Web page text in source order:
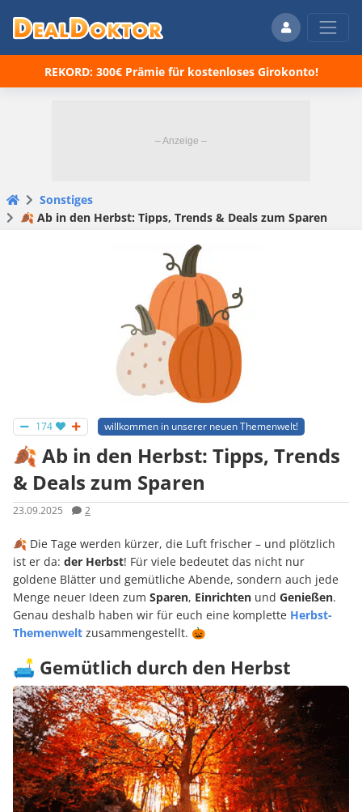
REKORD: 300€ Prämie für kostenloses Girokonto!
Sonstiges
🍂 Ab in den Herbst: Tipps, Trends & Deals zum Sparen
174 willkommen in unserer neuen Themenwelt!
🍂 Ab in den Herbst: Tipps, Trends
& Deals zum Sparen
23.09.2025 2
🍂 Die Tage werden kürzer, die Luft frischer – und plötzlich
ist er da: der Herbst! Für viele bedeutet das nicht nur
goldene Blätter und gemütliche Abende, sondern auch jede
Menge neuer Ideen zum Sparen, Einrichten und Genießen.
Genau deshalb haben wir für euch eine komplette Herbst-
Themenwelt zusammengestellt. 🎃
🛋️ Gemütlich durch den Herbst